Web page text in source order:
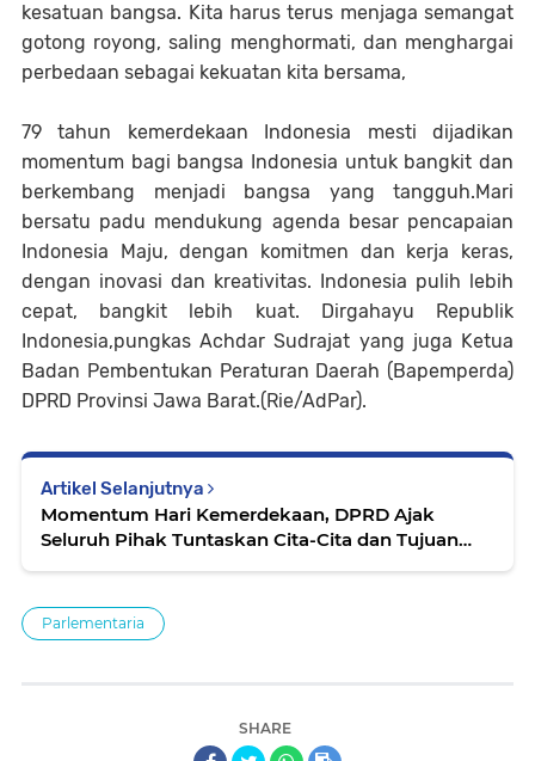
kesatuan bangsa. Kita harus terus menjaga semangat
gotong royong, saling menghormati, dan menghargai
perbedaan sebagai kekuatan kita bersama,
79 tahun kemerdekaan Indonesia mesti dijadikan
momentum bagi bangsa Indonesia untuk bangkit dan
berkembang menjadi bangsa yang tangguh.Mari
bersatu padu mendukung agenda besar pencapaian
Indonesia Maju, dengan komitmen dan kerja keras,
dengan inovasi dan kreativitas. Indonesia pulih lebih
cepat, bangkit lebih kuat. Dirgahayu Republik
Indonesia,pungkas Achdar Sudrajat yang juga Ketua
Badan Pembentukan Peraturan Daerah (Bapemperda)
DPRD Provinsi Jawa Barat.(Rie/AdPar).
Artikel Selanjutnya
Momentum Hari Kemerdekaan, DPRD Ajak
Seluruh Pihak Tuntaskan Cita-Cita dan Tujuan
Parlementaria
SHARE